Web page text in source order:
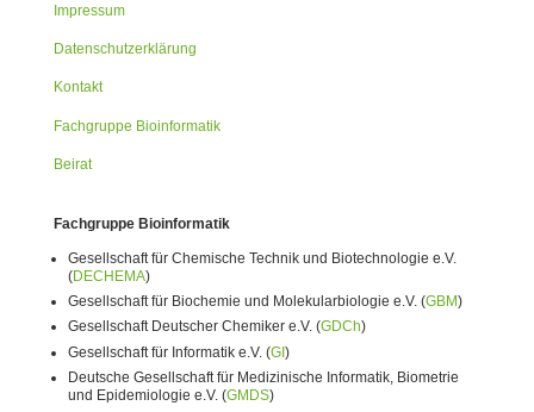
Impressum
Datenschutzerklärung
Kontakt
Fachgruppe Bioinformatik
Beirat
Fachgruppe Bioinformatik
Gesellschaft für Chemische Technik und Biotechnologie e.V.
(DECHEMA)
Gesellschaft für Biochemie und Molekularbiologie e.V. (GBM)
Gesellschaft Deutscher Chemiker e.V. (GDCh)
Gesellschaft für Informatik e.V. (GI)
Deutsche Gesellschaft für Medizinische Informatik, Biometrie
und Epidemiologie e.V. (GMDS)